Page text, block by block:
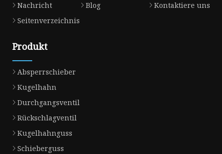
Nachricht
Blog
Kontaktiere uns
Seitenverzeichnis
Produkt
Absperrschieber
Kugelhahn
Durchgangsventil
Rückschlagventil
Kugelhahnguss
Schieberguss